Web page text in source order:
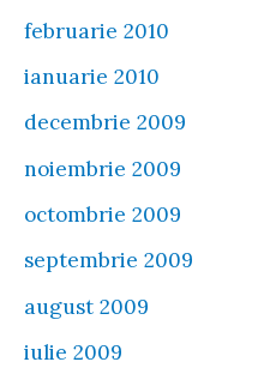
februarie 2010
ianuarie 2010
decembrie 2009
noiembrie 2009
octombrie 2009
septembrie 2009
august 2009
iulie 2009